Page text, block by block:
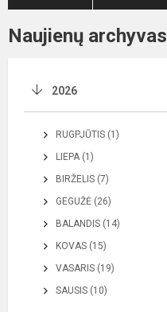
Naujienų archyvas
2026
RUGPJŪTIS (1)
LIEPA (1)
BIRŽELIS (7)
GEGUŽĖ (26)
BALANDIS (14)
KOVAS (15)
VASARIS (19)
SAUSIS (10)